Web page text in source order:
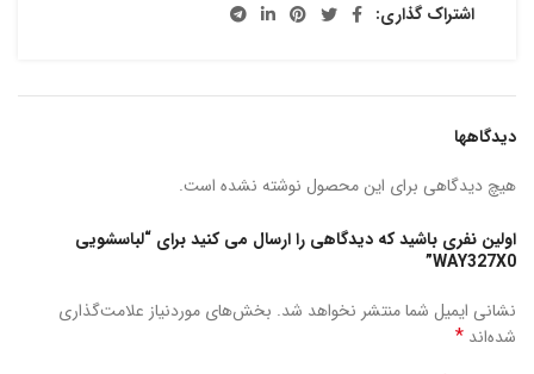
اشتراک گذاری:
دیدگاهها
هیچ دیدگاهی برای این محصول نوشته نشده است.
اولین نفری باشید که دیدگاهی را ارسال می کنید برای “لباسشویی
WAY327X0”
نشانی ایمیل شما منتشر نخواهد شد. بخش‌های موردنیاز علامت‌گذاری
شده‌اند *